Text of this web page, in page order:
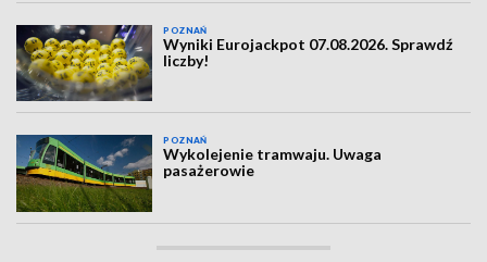
POZNAŃ
Wyniki Eurojackpot 07.08.2026. Sprawdź
liczby!
POZNAŃ
Wykolejenie tramwaju. Uwaga
pasażerowie